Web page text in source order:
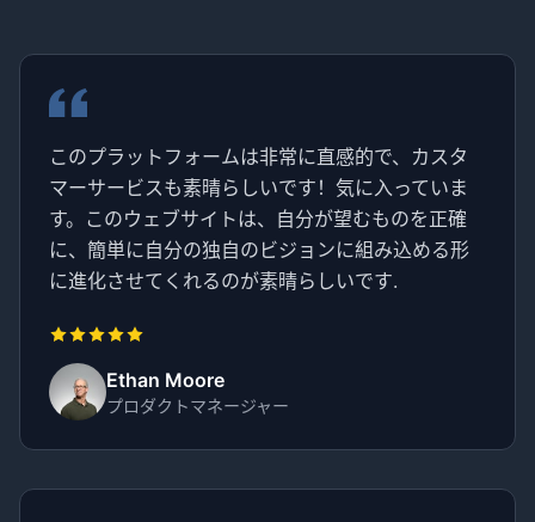
このプラットフォームは非常に直感的で、カスタ
マーサービスも素晴らしいです！気に入っていま
す。このウェブサイトは、自分が望むものを正確
に、簡単に自分の独自のビジョンに組み込める形
に進化させてくれるのが素晴らしいです.
Ethan Moore
プロダクトマネージャー